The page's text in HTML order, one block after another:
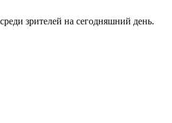
зрителей на сегодняшний день.